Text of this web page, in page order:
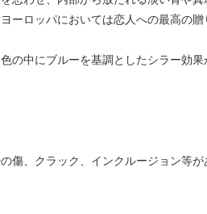
ーロッパにおいては恋人への最高の
の中にブルーを基調としたシラー効
傷、クラック、インクルージョン等が